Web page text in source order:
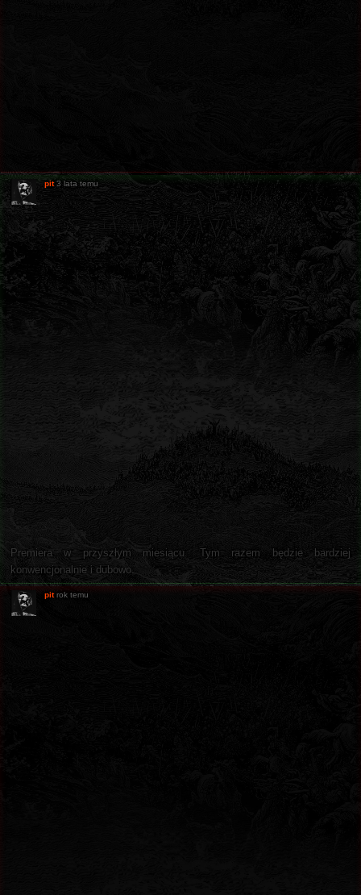
pit 3 lata temu
Premiera w przyszłym miesiącu. Tym razem będzie bardziej
konwencjonalnie i dubowo.
pit rok temu